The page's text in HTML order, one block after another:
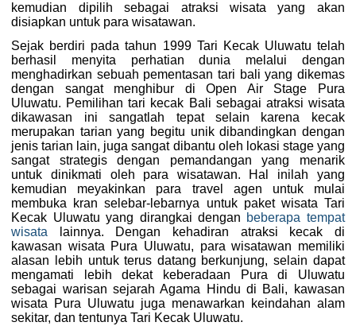
kemudian dipilih sebagai atraksi wisata yang akan
disiapkan untuk para wisatawan.
Sejak berdiri pada tahun 1999 Tari Kecak Uluwatu telah
berhasil menyita perhatian dunia melalui dengan
menghadirkan sebuah pementasan tari bali yang dikemas
dengan sangat menghibur di Open Air Stage Pura
Uluwatu. Pemilihan tari kecak Bali sebagai atraksi wisata
dikawasan ini sangatlah tepat selain karena kecak
merupakan tarian yang begitu unik dibandingkan dengan
jenis tarian lain, juga sangat dibantu oleh lokasi stage yang
sangat strategis dengan pemandangan yang menarik
untuk dinikmati oleh para wisatawan. Hal inilah yang
kemudian meyakinkan para travel agen untuk mulai
membuka kran selebar-lebarnya untuk paket wisata Tari
Kecak Uluwatu yang dirangkai dengan beberapa tempat
wisata lainnya. Dengan kehadiran atraksi kecak di
kawasan wisata Pura Uluwatu, para wisatawan memiliki
alasan lebih untuk terus datang berkunjung, selain dapat
mengamati lebih dekat keberadaan Pura di Uluwatu
sebagai warisan sejarah Agama Hindu di Bali, kawasan
wisata Pura Uluwatu juga menawarkan keindahan alam
sekitar, dan tentunya Tari Kecak Uluwatu.